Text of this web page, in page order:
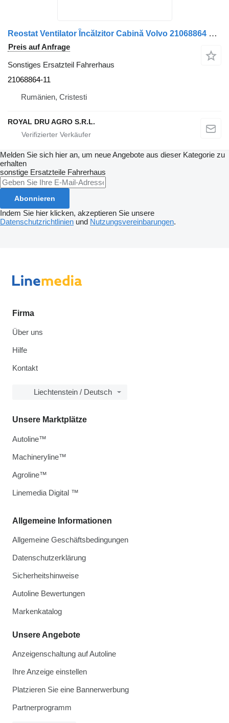
Reostat Ventilator Încălzitor Cabină Volvo 21068864 21068864-11 für LKW
Preis auf Anfrage
Sonstiges Ersatzteil Fahrerhaus
21068864-11
Rumänien, Cristesti
ROYAL DRU AGRO S.R.L.
Melden Sie sich hier an, um neue Angebote aus dieser Kategorie zu
erhalten
sonstige Ersatzteile Fahrerhaus
Abonnieren
Indem Sie hier klicken, akzeptieren Sie unsere
Datenschutzrichtlinien und Nutzungsvereinbarungen.
Firma
Über uns
Hilfe
Kontakt
Liechtenstein / Deutsch
Allgemeine Informationen
Allgemeine Geschäftsbedingungen
Datenschutzerklärung
Sicherheitshinweise
Autoline Bewertungen
Markenkatalog
Unsere Angebote
Anzeigenschaltung auf Autoline
Ihre Anzeige einstellen
Platzieren Sie eine Bannerwerbung
Partnerprogramm
Unsere Marktplätze
Autoline™
Machineryline™
Agroline™
Linemedia Digital ™